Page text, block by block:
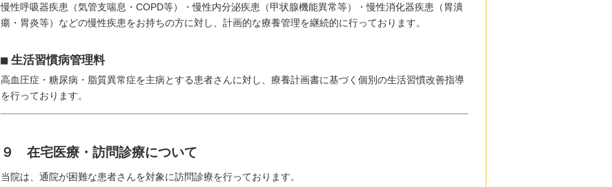
慢性呼吸器疾患（気管支喘息・COPD等）・慢性内分泌疾患（甲状腺機能異常等）・慢性消化器疾患（胃潰
瘍・胃炎等）などの慢性疾患をお持ちの方に対し、計画的な療養管理を継続的に行っております。
■生活習慣病管理料
高血圧症・糖尿病・脂質異常症を主病とする患者さんに対し、療養計画書に基づく個別の生活習慣改善指導
を行っております。
９ 在宅医療・訪問診療について
当院は、通院が困難な患者さんを対象に訪問診療を行っております。